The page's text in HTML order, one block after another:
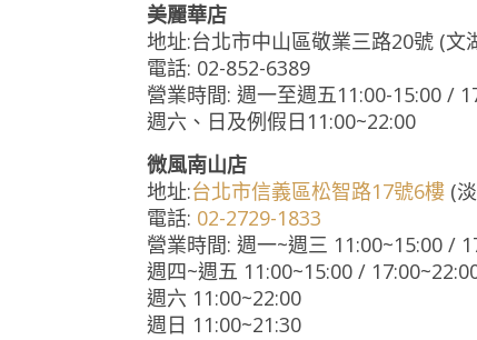
美麗華店
地址:台北市中山區敬業三路20號 (文
電話: 02-852-6389
營業時間: 週一至週五11:00-15:00 /
週六、日及例假日11:00~22:00
微風南山店
地址:台北市信義區松智路17號6樓 (
電話: 02-2729-1833
營業時間: 週一~週三 11:00~15:00 /
週四~週五 11:00~15:00 /
週六 11:00~22:00
週日 11:00~21:30